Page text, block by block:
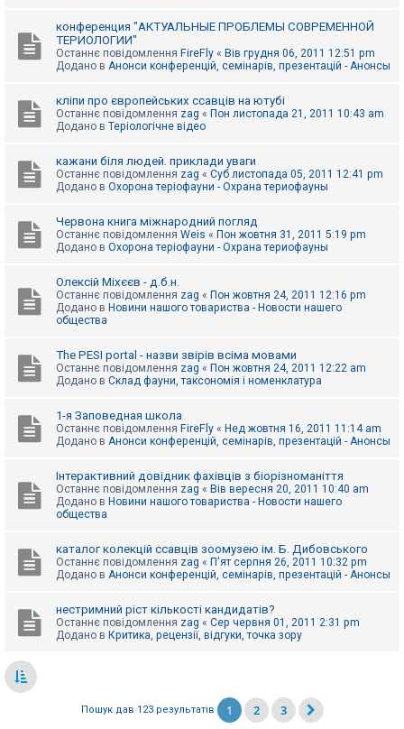
конференция "АКТУАЛЬНЫЕ ПРОБЛЕМЫ СОВРЕМЕННОЙ
ТЕРИОЛОГИИ"
Останнє повідомлення FireFly « Вів грудня 06, 2011 12:51 pm
Додано в Анонси конференцій, семінарів, презентацій - Анонсы
кліпи про європейських ссавців на ютубі
Останнє повідомлення zag « Пон листопада 21, 2011 10:43 am
Додано в Теріологічне відео
кажани біля людей. приклади уваги
Останнє повідомлення zag « Суб листопада 05, 2011 12:41 pm
Додано в Охорона теріофауни - Охрана териофауны
Червона книга міжнародний погляд
Останнє повідомлення Weis « Пон жовтня 31, 2011 5:19 pm
Додано в Охорона теріофауни - Охрана териофауны
Олексій Міхєєв - д.б.н.
Останнє повідомлення zag « Пон жовтня 24, 2011 12:16 pm
Додано в Новини нашого товариства - Новости нашего
общества
The PESI portal - назви звірів всіма мовами
Останнє повідомлення zag « Пон жовтня 24, 2011 12:22 am
Додано в Склад фауни, таксономія і номенклатура
1-я Заповедная школа
Останнє повідомлення FireFly « Нед жовтня 16, 2011 11:14 am
Додано в Анонси конференцій, семінарів, презентацій - Анонсы
Інтерактивний довідник фахівців з біорізноманіття
Останнє повідомлення zag « Вів вересня 20, 2011 10:40 am
Додано в Новини нашого товариства - Новости нашего
общества
каталог колекцій ссавців зоомузею ім. Б. Дибовського
Останнє повідомлення zag « П'ят серпня 26, 2011 10:32 pm
Додано в Анонси конференцій, семінарів, презентацій - Анонсы
нестримний ріст кількості кандидатів?
Останнє повідомлення zag « Сер червня 01, 2011 2:31 pm
Додано в Критика, рецензії, відгуки, точка зору
Пошук дав 123 результатів 1 2 3